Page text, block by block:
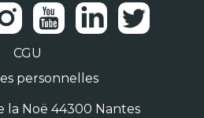
CGU
personnelles
la Noë 44300 Nantes